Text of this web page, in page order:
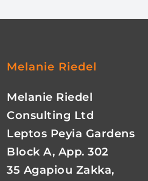
Melanie Riedel
Melanie Riedel
Consulting Ltd
Leptos Peyia Gardens
Block A, App. 302
35 Agapiou Zakka,